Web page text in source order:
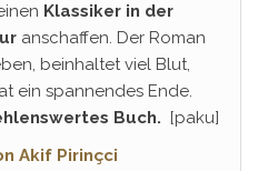
Klassiker in der
anschaffen. Der Roman
beinhaltet viel Blut,
ein spannendes Ende.
Buch. [paku]
Akif Pirinçci